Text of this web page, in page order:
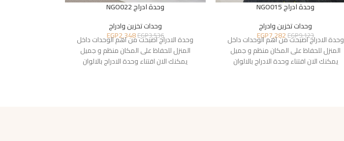
وحدة ادراج NGO015
وحدات تخزين وادراج
EGP9,123
EGP7,282
وحدة الادراج اصبحت من اهم الوحدات داخل
المنزل للحفاظ على المكان منظم و جميل
يمكنك الان اقتناء وحدة الادراج بالالوان
وحدة ادراج NGO022
وحدات تخزين وادراج
EGP3,536
EGP2,348
وحدة الادراج اصبحت من اهم الوحدات داخل
المنزل للحفاظ على المكان منظم و جميل
يمكنك الان اقتناء وحدة الادراج بالالوان